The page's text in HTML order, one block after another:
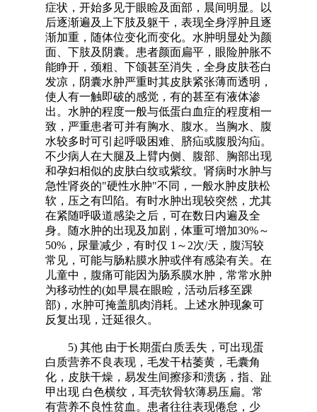
症状，开始多见于眼睑及面部，晨间明显。以
后逐渐遍及上下肢及躯干，表现全身浮肿且逐
渐加重，随体位变化而变化。水肿明显处为颜
面、下肢及阴囊。患者颜面扁平，眼险肿胀不
能睁开，颈粗、下颌甚至消失，全身皮肤苍白
发凉，阴囊水肿严重时其皮肤紧张薄而透明，
使人有一触即破的感觉，有的甚至有液体渗
出。水肿的程度一般与低蛋白血症的程度相一
致，严重患者可并有胸水、腹水。当胸水、腹
水较多时可引起呼吸困难、脐疝或腹股沟疝。
不少病人在大腿及上臂内侧、腹部、胸部出现
和孕妇相似的皮肤白纹或紫纹。肾病时水肿与
急性肾炎的"硬性水肿"不同，一般水肿皮肤松
软，压之有凹陷。有时水肿出现较突然，尤其
在紧随呼吸道感染之后，可在数日内遍及全
身。随水肿的出现及加剧，体重可增加30%～
50%，尿量减少，有时仅 1～2次/天，腹泻较
常见，可能与肠粘膜水肿或伴有感染有关。在
儿童中，腹痛可能因为肠系膜水肿，常常水肿
为移动性的(如早晨在眼睑，活动后移至踝
部)，水肿可掩盖肌肉消耗。上述水肿现象可
反复出现，迁延很久。
5) 其他 由于长期蛋白质丢失，可出现蛋
白质营养不良表现，毛发干枯萎黄，毛囊角
化，皮肤干燥，易发生间擦疹和溃疡，指、趾
甲出现 白色横纹，耳壳软骨软薄易压扁。常
有营养不良性贫血。患者往往表现倦怠，少